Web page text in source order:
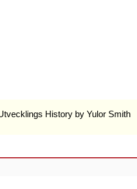
History by Yulor Smith